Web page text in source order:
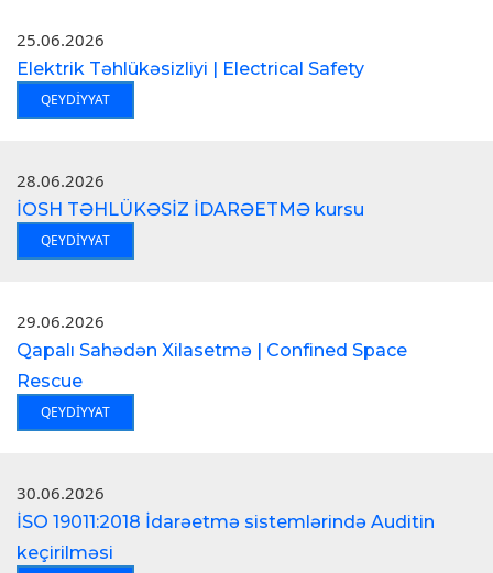
25.06.2026
Elektrik Təhlükəsizliyi | Electrical Safety
QEYDIYYAT
28.06.2026
İOSH TƏHLÜKƏSİZ İDARƏETMƏ kursu
QEYDIYYAT
29.06.2026
Qapalı Sahədən Xilasetmə | Confined Space
Rescue
QEYDIYYAT
30.06.2026
İSO 19011:2018 İdarəetmə sistemlərində Auditin
keçirilməsi